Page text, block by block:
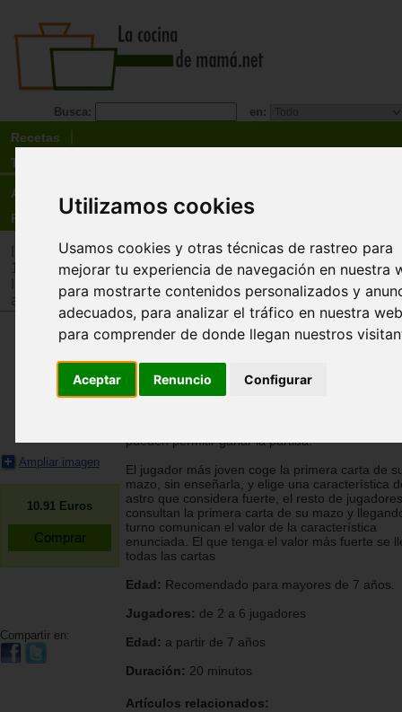
Utilizamos cookies
Usamos cookies y otras técnicas de rastreo para
mejorar tu experiencia de navegación en nuestra
para mostrarte contenidos personalizados y
adecuados, para analizar el tráfico en nuestra
para comprender de donde llegan nuestros
Aceptar Renuncio Configurar
Busca: en:
Recetas
Tienda
Actualidad
Registro
>Tienda>Juguetes infantiles>Juguetes por edad>
12 años
Juguetes infantiles Juguetes por tipo
adquisición de conocimientos
Ampliar imagen
10.91 Euros
Compartir en:
Desafíos Naturaleza. Espacio
¿Puedes identificar la mejor característica de tu
pueden permitir ganar la partida.
El jugador más joven coge la primera carta de
mazo, sin enseñarla, y elige una característica
astro que considera fuerte, el resto de jugadores
consultan la primera carta de su mazo y
turno comunican el valor de la característica
enunciada. El que tenga el valor más fuerte se
todas las cartas
Edad: Recomendado para mayores de 7 años.
Jugadores: de 2 a 6 jugadores
Edad: a partir de 7 años
Duración: 20 minutos
Artículos relacionados: